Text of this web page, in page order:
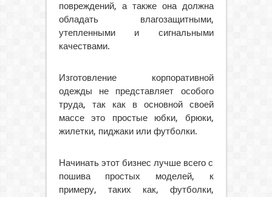
повреждений, а также она должна
обладать влагозащитными,
утепленными и сигнальными
качествами.
Изготовление корпоративной
одежды не представляет особого
труда, так как в основной своей
массе это простые юбки, брюки,
жилетки, пиджаки или футболки.
Начинать этот бизнес лучше всего с
пошива простых моделей, к
примеру, таких как, футболки,